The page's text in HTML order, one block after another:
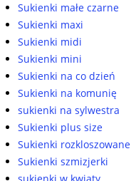
Sukienki małe czarne
Sukienki maxi
Sukienki midi
Sukienki mini
Sukienki na co dzień
Sukienki na komunię
sukienki na sylwestra
Sukienki plus size
Sukienki rozkloszowane
Sukienki szmizjerki